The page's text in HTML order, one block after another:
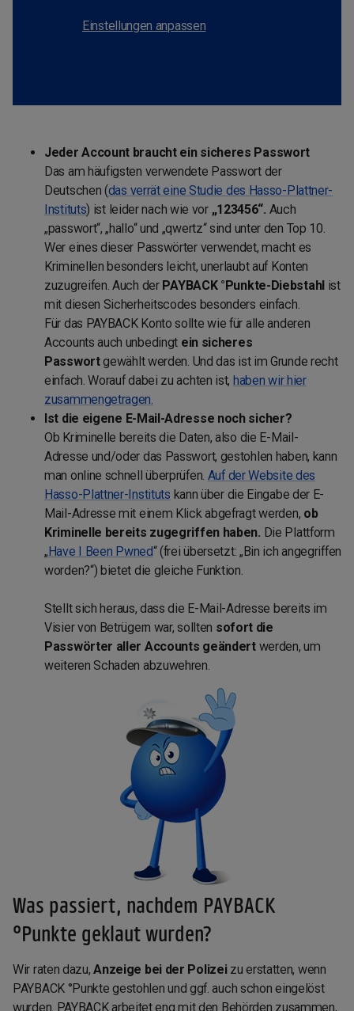
Einstellungen anpassen
Jeder Account braucht ein sicheres Passwort
Das am häufigsten verwendete Passwort der
Deutschen (das verrät eine Studie des Hasso-Plattner-
Instituts) ist leider nach wie vor „123456“. Auch
„passwort“, „hallo“ und „qwertz“ sind unter den Top 10.
Wer eines dieser Passwörter verwendet, macht es
Kriminellen besonders leicht, unerlaubt auf Konten
zuzugreifen. Auch der PAYBACK °Punkte-Diebstahlist
mit diesen Sicherheitscodes besonders einfach.
Für das PAYBACK Konto sollte wie für alle anderen
Accounts auch unbedingt ein sicheres
Passwortgewählt werden. Und das ist im Grunde recht
einfach. Worauf dabei zu achten ist, haben wir hier
zusammengetragen.
Ist die eigene E-Mail-Adresse noch sicher?
Ob Kriminelle bereits die Daten, also die E-Mail-
Adresse und/oder das Passwort, gestohlen haben, kann
man online schnell überprüfen. Auf der Website des
Hasso-Plattner-Instituts kann über die Eingabe der E-
Mail-Adresse mit einem Klick abgefragt werden, ob
Kriminelle bereits zugegriffen haben. Die Plattform
„Have I Been Pwned“ (frei übersetzt: „Bin ich angegriffen
worden?“) bietet die gleiche Funktion.
Stellt sich heraus, dass die E-Mail-Adresse bereits im
Visier von Betrügern war, sollten sofort die
Passwörter aller Accounts geändert werden, um
weiteren Schaden abzuwehren.
Was passiert, nachdem PAYBACK
°Punkte geklaut wurden?
Wir raten dazu,Anzeige bei der Polizeizu erstatten, wenn
PAYBACK °Punkte gestohlen und ggf. auch schon eingelöst
wurden. PAYBACK arbeitet eng mit den Behörden zusammen,